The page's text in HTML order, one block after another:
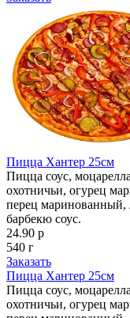
Пицца Хантер 25см
Пицца соус,
охотничьи, огурец
перец маринованный,
барбекю соус.
24.90 р
540 г
Заказать
Пицца Хантер 25см
Пицца соус,
охотничьи, огурец